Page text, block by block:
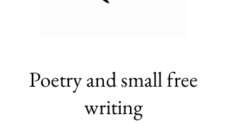
Poetry and small free
writing